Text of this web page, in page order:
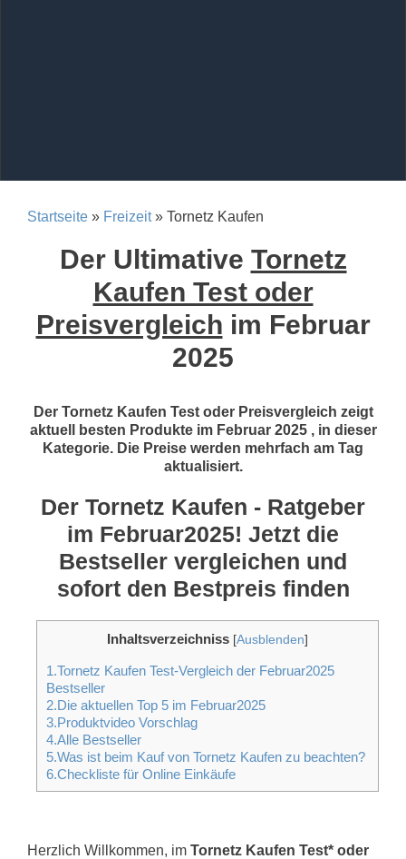
Startseite » Freizeit» Tornetz Kaufen
Der Ultimative Tornetz
Kaufen Test oder
Preisvergleich im Februar
2025
Der Tornetz Kaufen Test oder Preisvergleich zeigt
aktuell besten Produkte im Februar 2025 , in dieser
Kategorie. Die Preise werden mehrfach am Tag
aktualisiert.
Der Tornetz Kaufen - Ratgeber
im Februar2025! Jetzt die
Bestseller vergleichen und
sofort den Bestpreis finden
Inhaltsverzeichniss [Ausblenden]
1.Tornetz Kaufen Test-Vergleich der Februar2025
Bestseller
2.Die aktuellen Top 5 im Februar2025
3.Produktvideo Vorschlag
4.Alle Bestseller
5.Was ist beim Kauf von Tornetz Kaufen zu beachten?
6.Checkliste für Online Einkäufe
Herzlich Willkommen, im Tornetz Kaufen Test* oder